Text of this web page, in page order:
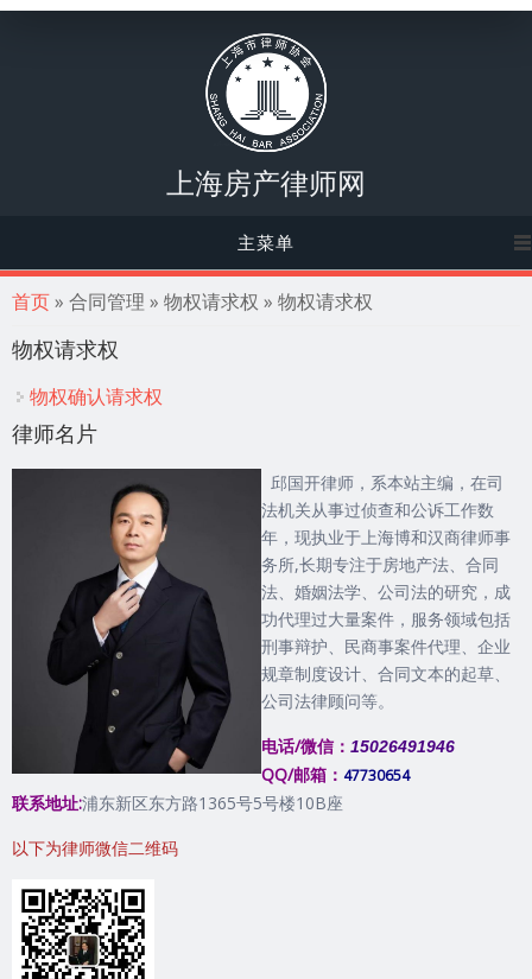
上海房产律师网
主菜单
你在这里
首页» 合同管理 » 物权请求权 » 物权请求权
物权请求权
物权确认请求权
律师名片
邱国开律师，系本站主编，在司
法机关从事过侦查和公诉工作数
年，现执业于上海博和汉商律师事
务所,长期专注于房地产法、合同
法、婚姻法学、公司法的研究，成
功代理过大量案件，服务领域包括
刑事辩护、民商事案件代理、企业
规章制度设计、合同文本的起草、
公司法律顾问等。
电话/微信： 15026491946
QQ/邮箱： 47730654
联系地址:浦东新区东方路1365号5号楼10B座
以下为律师微信二维码